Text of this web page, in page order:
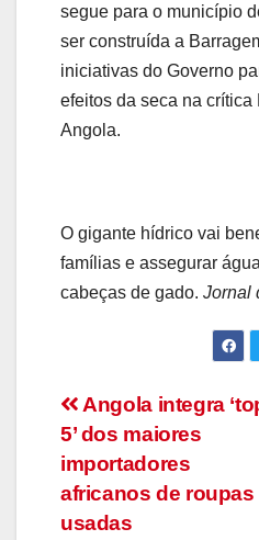
segue para o município
ser construída a
iniciativas do Governo
efeitos da seca na
Angola.
O gigante hídrico vai
famílias e assegurar
cabeças de gado. Jornal
Navegação
de
artigos
Angola integra
5’ dos maiores
importadores
africanos de roupas
usadas